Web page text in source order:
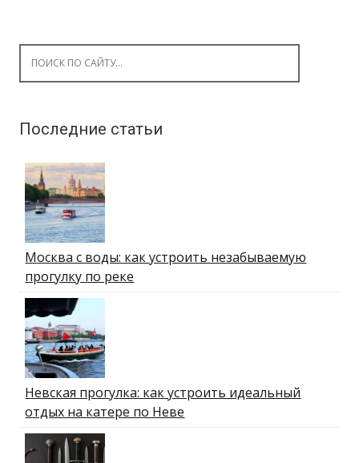
Последние статьи
Москва с воды: как устроить незабываемую
прогулку по реке
Невская прогулка: как устроить идеальный
отдых на катере по Неве